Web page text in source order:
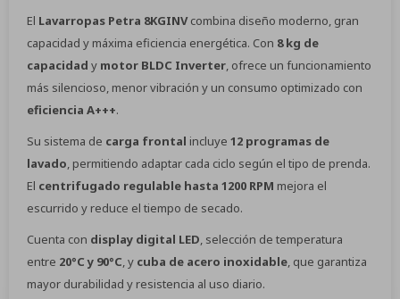
El Lavarropas Petra 8KGINVcombina diseño moderno, gran
capacidad y máxima eficiencia energética. Con 8 kg de
capacidad y motor BLDC Inverter, ofrece un funcionamiento
más silencioso, menor vibración y un consumo optimizado con
eficiencia A+++.
Su sistema de carga frontal incluye 12 programas de
lavado, permitiendo adaptar cada ciclo según el tipo de prenda.
El centrifugado regulable hasta 1200 RPM mejora el
escurrido y reduce el tiempo de secado.
Cuenta con display digital LED, selección de temperatura
entre 20°C y 90°C, y cuba de acero inoxidable, que garantiza
mayor durabilidad y resistencia al uso diario.